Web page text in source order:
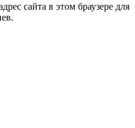
сайта в этом браузере для